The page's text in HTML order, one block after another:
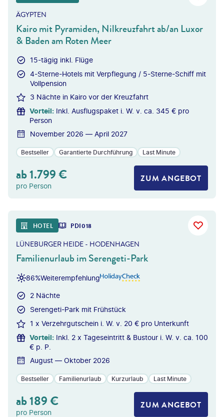
ÄGYPTEN
Kairo mit Pyramiden, Nilkreuzfahrt ab/an Luxor
& Baden am Roten Meer
15-tägig inkl. Flüge
4-Sterne-Hotels mit Verpflegung / 5-Sterne-Schiff mit
Vollpension
3 Nächte in Kairo vor der Kreuzfahrt
Vorteil: Inkl. Ausflugspaket i. W. v. ca. 345 € pro
Person
November 2026 — April 2027
Bestseller Garantierte Durchführung Last Minute
ab1.799€
pro Person
ZUM ANGEBOT
HOTEL PDI018
LÜNEBURGER HEIDE - HODENHAGEN
Familienurlaub im Serengeti-Park
Weiterempfehlung
86%
2 Nächte
Serengeti-Park mit Frühstück
1 x Verzehrgutschein i. W. v. 20 € pro Unterkunft
Vorteil: Inkl. 2 x Tageseintritt & Bustour i. W. v. ca. 100
€ p. P.
August — Oktober 2026
Bestseller Familienurlaub Kurzurlaub Last Minute
ab189€
pro Person
ZUM ANGEBOT